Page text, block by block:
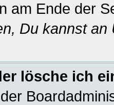
am Ende der
Du kannst
lösche ich